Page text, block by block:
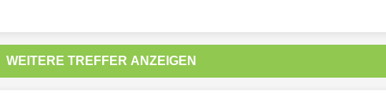
WEITERE TREFFER ANZEIGEN